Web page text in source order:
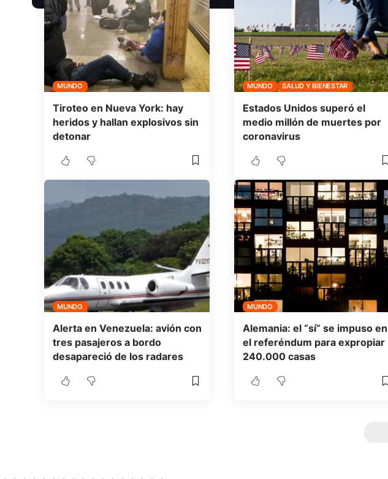
MUNDO
Tiroteo en Nueva York: hay
heridos y hallan explosivos sin
detonar
MUNDO SALUD Y BIENESTAR
Estados Unidos superó el
medio millón de muertes por
coronavirus
MUNDO
Alerta en Venezuela: avión con
tres pasajeros a bordo
desapareció de los radares
MUNDO
Alemania: el “sí” se impuso en
el referéndum para expropiar
240.000 casas